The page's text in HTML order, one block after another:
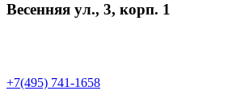
Весенняя ул., 3, корп. 1
+7(495) 741-1658